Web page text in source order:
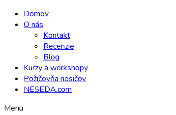
Domov
O nás
Kontakt
Recenzie
Blog
Kurzy a workshopy
Požičovňa nosičov
NESEDA.com
Menu